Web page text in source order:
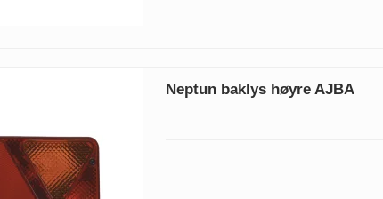
Neptun baklys høyre AJBA